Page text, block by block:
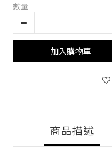
數量
加入購物車
商品描述